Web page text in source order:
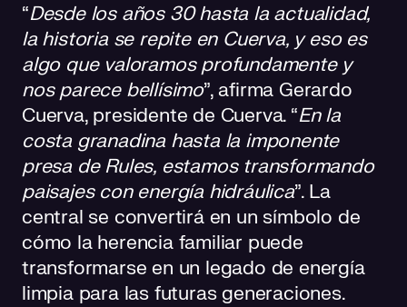
“Desde los años 30 hasta la actualidad,
la historia se repite en Cuerva, y eso es
algo que valoramos profundamente y
nos parece bellísimo”, afirma Gerardo
Cuerva, presidente de Cuerva. “En la
costa granadina hasta la imponente
presa de Rules, estamos transformando
paisajes con energía hidráulica”​​. La
central se convertirá en un símbolo de
cómo la herencia familiar puede
transformarse en un legado de energía
limpia para las futuras generaciones.